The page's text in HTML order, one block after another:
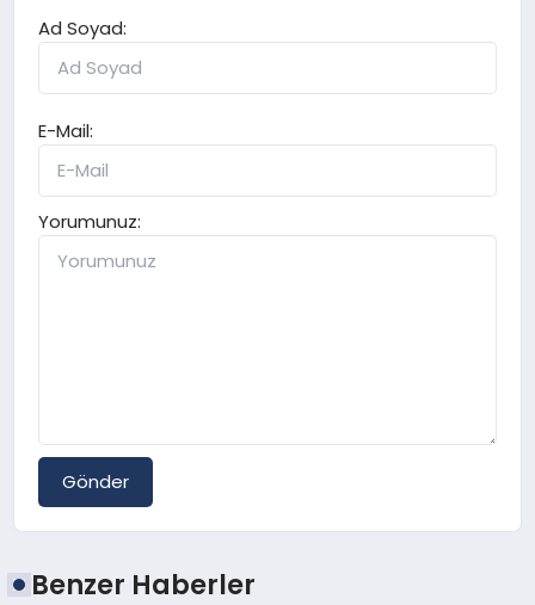
Ad Soyad:
E-Mail:
Yorumunuz:
Gönder
Benzer Haberler